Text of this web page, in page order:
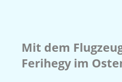
Mit dem
Ferihegy im